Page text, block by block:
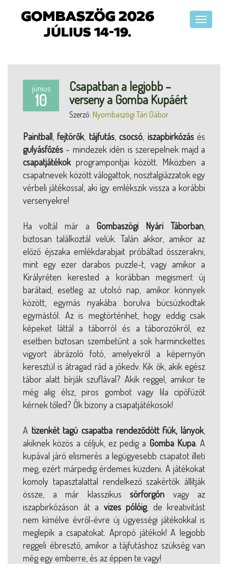
június
10
Csapatban a legjobb –
verseny a Gomba Kupáért
Szerző: Nyombaszögi Tári Gábor
Paintball ,fejtörők, tájfutás,csocsó iszapbirkózásés
gulyásfőzés – mindezek idén is szerepelnek majd a
csapatjátékokprogrampontjai között. Miközben a
csapatnevek között válogattok, nosztalgiázzatok egy
vérbeli játékossal, aki így emlékszik vissza a korábbi
versenyekre!
Ha voltál már a Gombaszögi Nyári Táborban
biztosan találkoztál velük. Talán akkor, amikor az
előző éjszaka emlékdarabjait próbáltad összerakni,
mint egy ezer darabos puzzle-t, vagy amikor a
Királyréten kerested a korábban megismert új
barátaid, esetleg az utolsó nap, amikor könnyek
között, egymás nyakába borulva búcsúzkodtak
egymástól. Az is megtörténhet, hogy eddig csak
képeket láttál a táborról és a táborozókról, ez
esetben biztosan szembetűnt a sok harminckettes
vigyort ábrázoló fotó, amelyekről a képernyőn
keresztül is átragad rád a jókedv. Kik ők, akik egész
tábor alatt bírják szuflával? Akik reggel, amikor te
még alig élsz, piros gombot vagy lila cipőfűzőt
kérnek tőled? Ők bizony a csapatjátékosok!
A tizenkét tagú csapatba rendeződött fiúk, lányok,
akiknek közös a céljuk, ez pedig a Gomba Kupa. A
kupával járó elismerés a legügyesebb csapatot illeti
meg, ezért márpedig érdemes küzdeni. A játékokat
komoly tapasztalattal rendelkező szakértők állítják
össze, a már klasszikus sörforgón vagy az
iszapbirkózáson át a vizes pólóig, de kreativitást
nem kímélve évről-évre új ügyességi játékokkal is
meglepik a csapatokat. Apropó játékok! A legjobb
reggeli ébresztő, amikor a tájfutáshoz szükség van
még egy emberre, és az éppen te vagy!